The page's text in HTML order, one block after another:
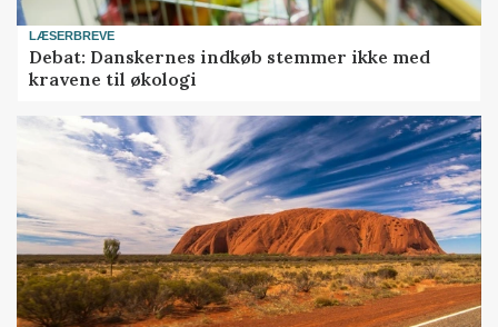
LÆSERBREVE
Debat: Danskernes indkøb stemmer ikke med
kravene til økologi